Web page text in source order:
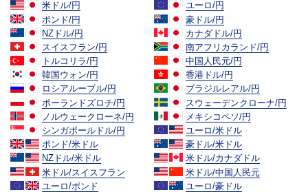
米ドル/円
ユーロ/円
ポンド/円
豪ドル/円
NZドル/円
カナダドル/円
スイスフラン/円
南アフリカランド/円
トルコリラ/円
中国人民元/円
韓国ウォン/円
香港ドル/円
ロシアルーブル/円
ブラジルレアル/円
ポーランドズロチ/円
スウェーデンクローナ/円
ノルウェークローネ/円
メキシコペソ/円
シンガポールドル/円
ユーロ/米ドル
ポンド/米ドル
豪ドル/米ドル
NZドル/米ドル
米ドル/カナダドル
米ドル/スイスフラン
米ドル/中国人民元
ユーロ/ポンド
ユーロ/豪ドル